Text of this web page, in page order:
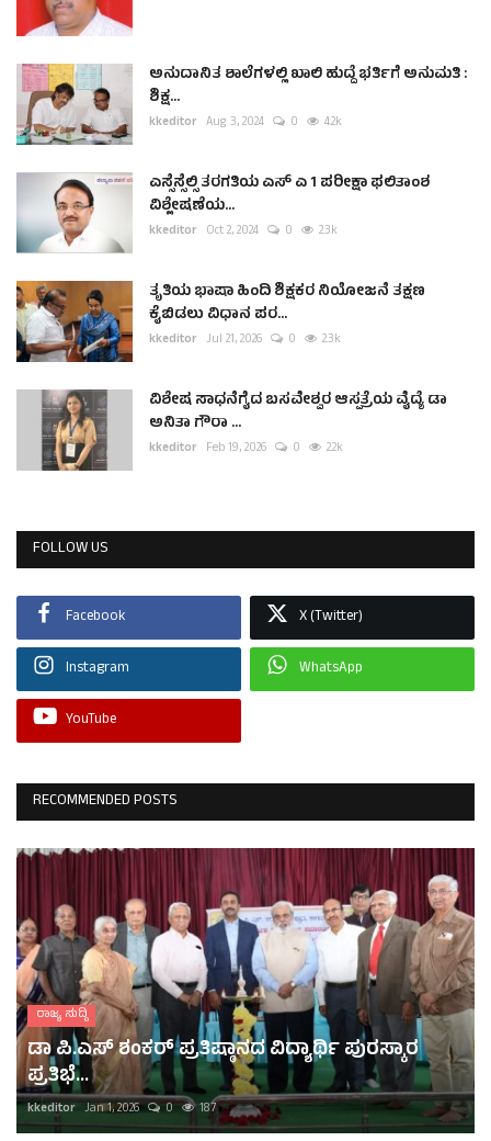
ಅನುದಾನಿತ ಶಾಲೆಗಳಲ್ಲಿ ಖಾಲಿ ಹುದ್ದೆ ಭರ್ತಿಗೆ ಅನುಮತಿ :
ಶಿಕ್ಷ...
kkeditor Aug 3, 2024 0 4.2k
ಎಸ್ಸೆಸ್ಸೆಲ್ಸಿ ತರಗತಿಯ ಎಸ್ ಎ 1 ಪರೀಕ್ಷಾ ಫಲಿತಾಂಶ
ವಿಶ್ಲೇಷಣೆಯ...
kkeditor Oct 2, 2024 0 2.3k
ತೃತಿಯ ಭಾಷಾ ಹಿಂದಿ ಶಿಕ್ಷಕರ ನಿಯೋಜನೆ ತಕ್ಷಣ
ಕೈಬಿಡಲು ವಿಧಾನ ಪರ...
kkeditor Jul 21, 2026 0 2.3k
ವಿಶೇಷ ಸಾಧನೆಗೈದ ಬಸವೇಶ್ವರ ಆಸ್ಪತ್ರೆಯ ವೈದ್ಯೆ ಡಾ
ಅನಿತಾ ಗೌರಾ ...
kkeditor Feb 19, 2026 0 2.2k
FOLLOW US
Facebook X (Twitter)
Instagram WhatsApp
YouTube
RECOMMENDED POSTS
ರಾಜ್ಯ ಸುದ್ದಿ
ಡಾ ಪಿ.ಎಸ್ ಶಂಕರ್ ಪ್ರತಿಷ್ಠಾನದ ವಿದ್ಯಾರ್ಥಿ ಪುರಸ್ಕಾರ
ಪ್ರತಿಭೆ...
kkeditor Jan 1, 2026 0 187